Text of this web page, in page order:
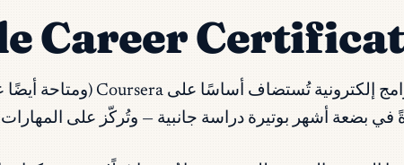
بضعة أشهر بوتيرة دراسة جانبية — وتُركّز على المهارات